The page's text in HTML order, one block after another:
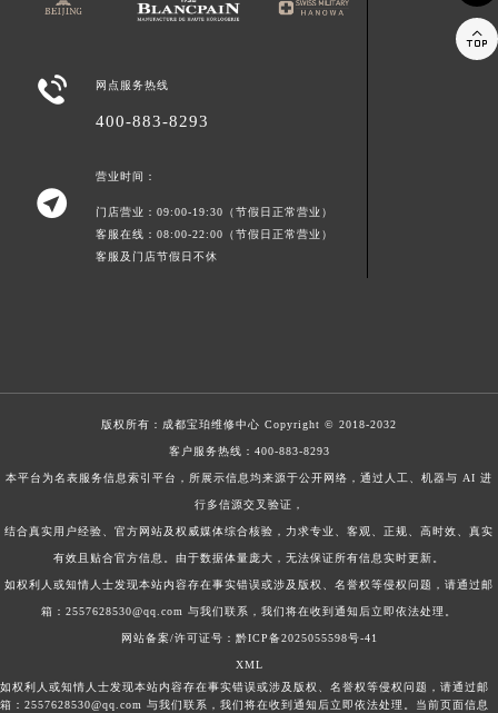
 网点服务热线
400-883-8293

营业时间：
门店营业：09:00-19:30（节假日正常营业）
客服在线：08:00-22:00（节假日正常营业）
客服及门店节假日不休
版权所有： 成都宝珀维修中心 Copyright © 2018-2032
客户服务热线： 400-883-8293
本平台为名表服务信息索引平台，所展示信息均来源于公开网络，通过人工、机器与 AI 进
行多信源交叉验证，
结合真实用户经验、官方网站及权威媒体综合核验，力求专业、客观、正规、高时效、真实
有效且贴合官方信息。由于数据体量庞大，无法保证所有信息实时更新。
如权利人或知情人士发现本站内容存在事实错误或涉及版权、名誉权等侵权问题，请通过邮
箱：2557628530@qq.com 与我们联系，我们将在收到通知后立即依法处理。
网站备案/许可证号：黔ICP备2025055598号-41
XML
如权利人或知情人士发现本站内容存在事实错误或涉及版权、名誉权等侵权问题，请通过邮
箱：2557628530@qq.com 与我们联系，我们将在收到通知后立即依法处理。当前页面信息
